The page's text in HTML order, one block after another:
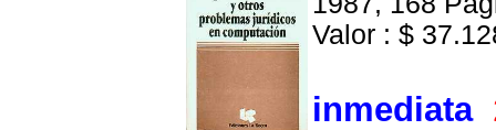
Valor : $
inmediata